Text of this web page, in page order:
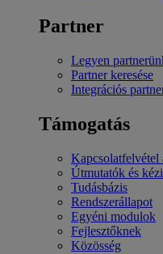
Partner
Legyen
Partner keresése
Integrációs
Támogatás
Kapcsolatfelvétel
Útmutatók és
Tudásbázis
Rendszerállapot
Egyéni modulok
Fejlesztőknek
Közösség